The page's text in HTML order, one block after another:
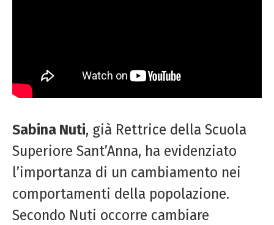
Sabina Nuti, già Rettrice della Scuola
Superiore Sant’Anna, ha evidenziato
l’importanza di un cambiamento nei
comportamenti della popolazione.
Secondo Nuti occorre cambiare